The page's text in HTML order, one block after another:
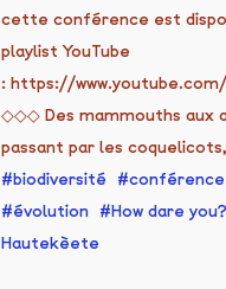
cette conférence est
playlist YouTube
: https://
◇◇◇ Des mammouths aux
passant par les
biodiversité
conférence
évolution
How dare you?
Hautekèete